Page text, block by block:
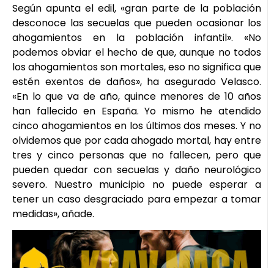
Según apunta el edil, «gran parte de la población
desconoce las secuelas que pueden ocasionar los
ahogamientos en la población infantil». «No
podemos obviar el hecho de que, aunque no todos
los ahogamientos son mortales, eso no significa que
estén exentos de daños», ha asegurado Velasco.
«En lo que va de año, quince menores de 10 años
han fallecido en España. Yo mismo he atendido
cinco ahogamientos en los últimos dos meses. Y no
olvidemos que por cada ahogado mortal, hay entre
tres y cinco personas que no fallecen, pero que
pueden quedar con secuelas y daño neurológico
severo. Nuestro municipio no puede esperar a
tener un caso desgraciado para empezar a tomar
medidas», añade.